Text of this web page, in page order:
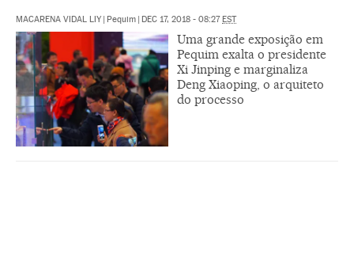
MACARENA VIDAL LIY | Pequim | DEC 17, 2018 - 08:27EST
Uma grande exposição em
Pequim exalta o presidente
Xi Jinping e marginaliza
Deng Xiaoping, o arquiteto
do processo